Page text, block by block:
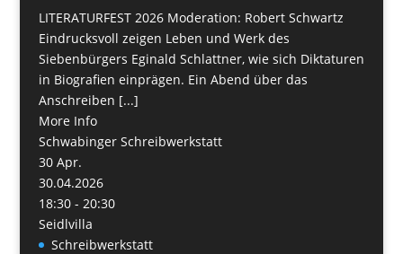
LITERATURFEST 2026 Moderation: Robert Schwartz
Eindrucksvoll zeigen Leben und Werk des
Siebenbürgers Eginald Schlattner, wie sich Diktaturen
in Biografien einprägen. Ein Abend über das
Anschreiben [...]
More Info
Schwabinger Schreibwerkstatt
30 Apr.
30.04.2026
18:30 - 20:30
Seidlvilla
Schreibwerkstatt